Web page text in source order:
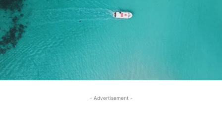
- Advertisement -